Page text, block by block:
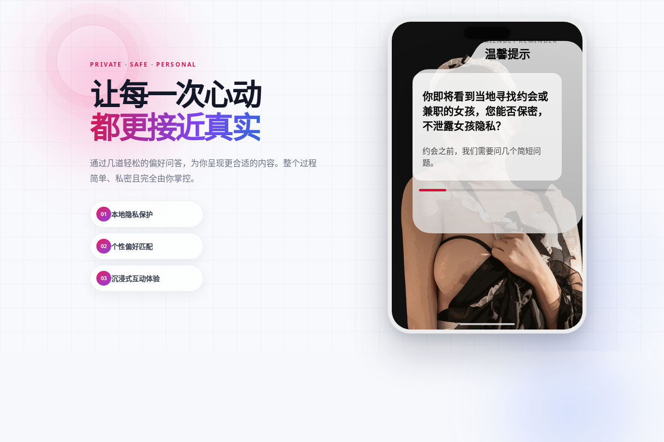
PRIVATE · SAFE · PERSONAL
让每一次心动
都更接近真实
通过几道轻松的偏好问答，为你呈现更合适的内容。整个过程
简单、私密且完全由你掌控。
01 本地隐私保护
02 个性偏好匹配
03 沉浸式互动体验
FRIENDLY REMINDER
温馨提示
你即将看到当地寻找约会或
兼职的女孩，您能否保密，
不泄露女孩隐私？
约会之前，我们需要问几个简短问
题。